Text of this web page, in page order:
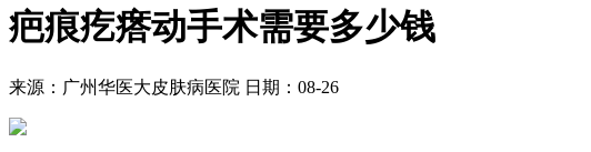
疤痕疙瘩动手术需要多少钱
来源：广州华医大皮肤病医院 日期：08-26